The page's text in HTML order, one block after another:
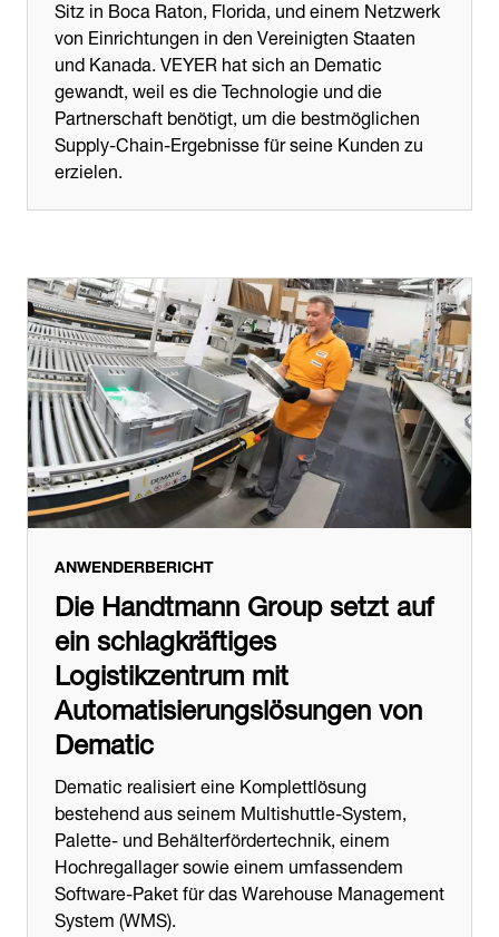
Sitz in Boca Raton, Florida, und einem Netzwerk
von Einrichtungen in den Vereinigten Staaten
und Kanada. VEYER hat sich an Dematic
gewandt, weil es die Technologie und die
Partnerschaft benötigt, um die bestmöglichen
Supply-Chain-Ergebnisse für seine Kunden zu
erzielen.
ANWENDERBERICHT
Die Handtmann Group setzt auf
ein schlagkräftiges
Logistikzentrum mit
Automatisierungslösungen von
Dematic
Dematic realisiert eine Komplettlösung
bestehend aus seinem Multishuttle-System,
Palette- und Behälterfördertechnik, einem
Hochregallager sowie einem umfassendem
Software-Paket für das Warehouse Management
System (WMS).